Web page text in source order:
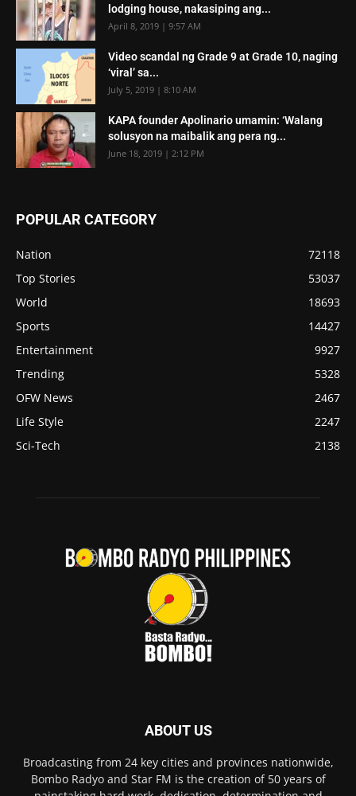
lodging house, nakasiping ang...
April 8, 2019 | 9:57 AM
Video scandal ng Grade 9 at Grade 10, naging
‘viral’ sa...
July 5, 2019 | 8:10 AM
KAPA founder Apolinario umamin: ‘Walang
solusyon na maibalik ang pera ng...
June 18, 2019 | 2:12 PM
POPULAR CATEGORY
Nation
72118
Top Stories
53037
World
18693
Sports
14427
Entertainment
9927
Trending
5328
OFW News
2467
Life Style
2247
Sci-Tech
2138
ABOUT US
Broadcasting from 24 key cities and provinces nationwide,
Bombo Radyo and Star FM is the creation of 50 years of